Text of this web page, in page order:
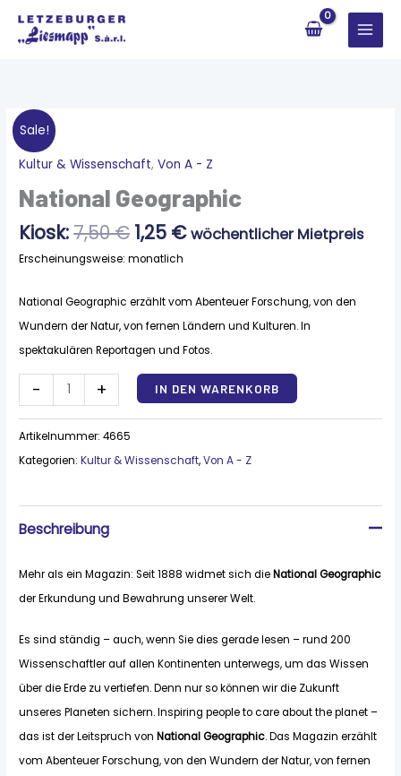
Inhalt
springen
Sale!
Kultur & Wissenschaft,Von A - Z
National Geographic
Kiosk:7,50€
Ursprünglicher
war:
7,50 €
1,25 €
Aktueller
Preis
ist:
1,25 €.
wöchentlicher Mietpreis
Erscheinungsweise: monatlich
National Geographic erzählt vom Abenteuer Forschung, von den
Wundern der Natur, von fernen Ländern und Kulturen. In
spektakulären Reportagen und Fotos.
-
National
Geographic
Menge
+ IN DEN WARENKORB Alternative:
Artikelnummer:4665
Kategorien:Kultur & Wissenschaft,Von A - Z
Beschreibung
Mehr als ein Magazin: Seit 1888 widmet sich dieNational Geographic
der Erkundung und Bewahrung unserer Welt.
Es sind ständig – auch, wenn Sie dies gerade lesen – rund 200
Wissenschaftler auf allen Kontinenten unterwegs, um das Wissen
über die Erde zu vertiefen. Denn nur so können wir die Zukunft
unseres Planeten sichern. Inspiring people to care about the planet –
das ist der Leitspruch vonNational Geographic. Das Magazin erzählt
vom Abenteuer Forschung, von den Wundern der Natur, von fernen